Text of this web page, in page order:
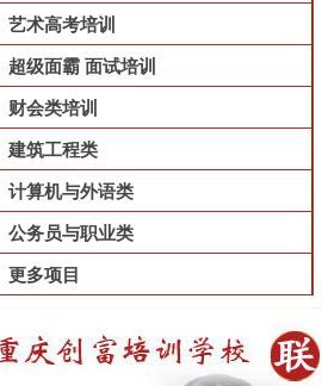
艺术高考培训
超级面霸 面试培训
财会类培训
建筑工程类
计算机与外语类
公务员与职业类
更多项目